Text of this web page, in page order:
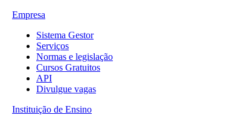
Empresa
Sistema Gestor
Serviços
Normas e legislação
Cursos Gratuitos
API
Divulgue vagas
Instituição de Ensino